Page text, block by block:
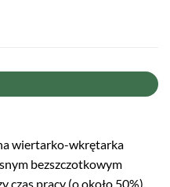
wiertarko-wkrętarka
bezszczotkowym
czas pracy (o około 50%).